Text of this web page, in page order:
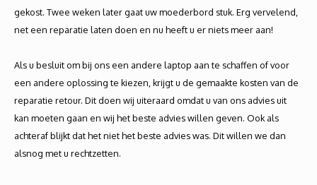
gekost. Twee weken later gaat uw moederbord stuk. Erg vervelend,
net een reparatie laten doen en nu heeft u er niets meer aan!
Als u besluit om bij ons een andere laptop aan te schaffen of voor
een andere oplossing te kiezen, krijgt u de gemaakte kosten van de
reparatie retour. Dit doen wij uiteraard omdat u van ons advies uit
kan moeten gaan en wij het beste advies willen geven. Ook als
achteraf blijkt dat het niet het beste advies was. Dit willen we dan
alsnog met u rechtzetten.